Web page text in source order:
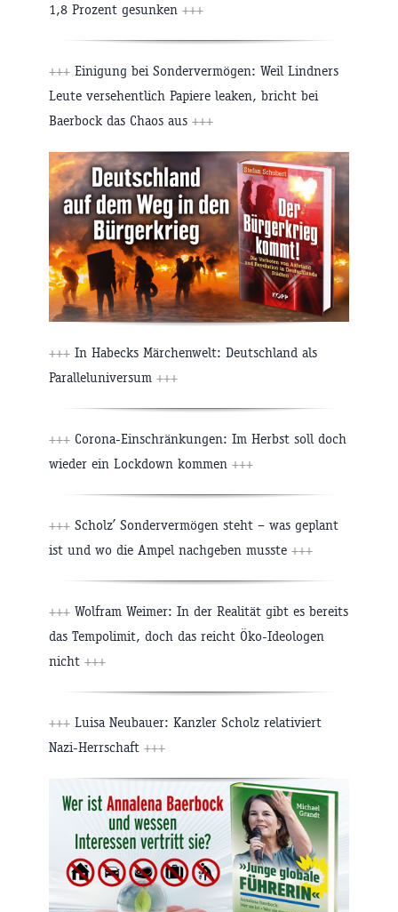
1,8 Prozent gesunken +++
+++ Einigung bei Sondervermögen: Weil Lindners
Leute versehentlich Papiere leaken, bricht bei
Baerbock das Chaos aus +++
+++ In Habecks Märchenwelt: Deutschland als
Paralleluniversum +++
+++ Corona-Einschränkungen: Im Herbst soll doch
wieder ein Lockdown kommen +++
+++ Scholz’ Sondervermögen steht – was geplant
ist und wo die Ampel nachgeben musste +++
+++ Wolfram Weimer: In der Realität gibt es bereits
das Tempolimit, doch das reicht Öko-Ideologen
nicht +++
+++ Luisa Neubauer: Kanzler Scholz relativiert
Nazi-Herrschaft +++